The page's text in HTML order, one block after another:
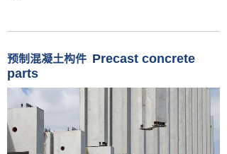
预制混凝土构件 Precast concrete
parts